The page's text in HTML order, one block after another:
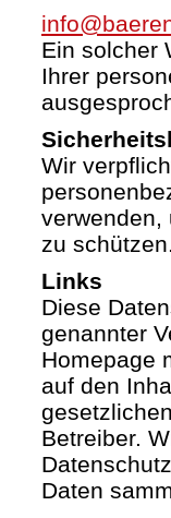
Ein solcher
Ihrer
Wir
verwenden,
zu schützen.
Links
Diese
genannter
Homepage
auf den
Betreiber.
Daten